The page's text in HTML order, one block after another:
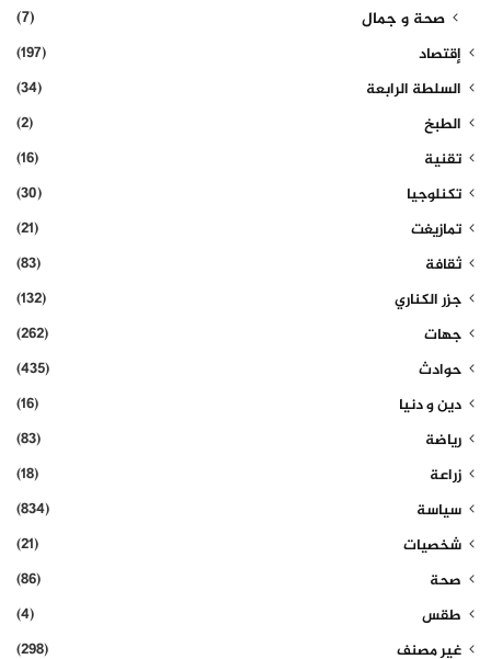
صحة و جمال
(7)
إقتصاد
(197)
السلطة الرابعة
(34)
الطبخ
(2)
تقنية
(16)
تكنلوجيا
(30)
تمازيغت
(21)
ثقافة
(83)
جزر الكناري
(132)
جهات
(262)
حوادث
(435)
دين و دنيا
(16)
رياضة
(83)
زراعة
(18)
سياسة
(834)
شخصيات
(21)
صحة
(86)
طقس
(4)
غير مصنف
(298)